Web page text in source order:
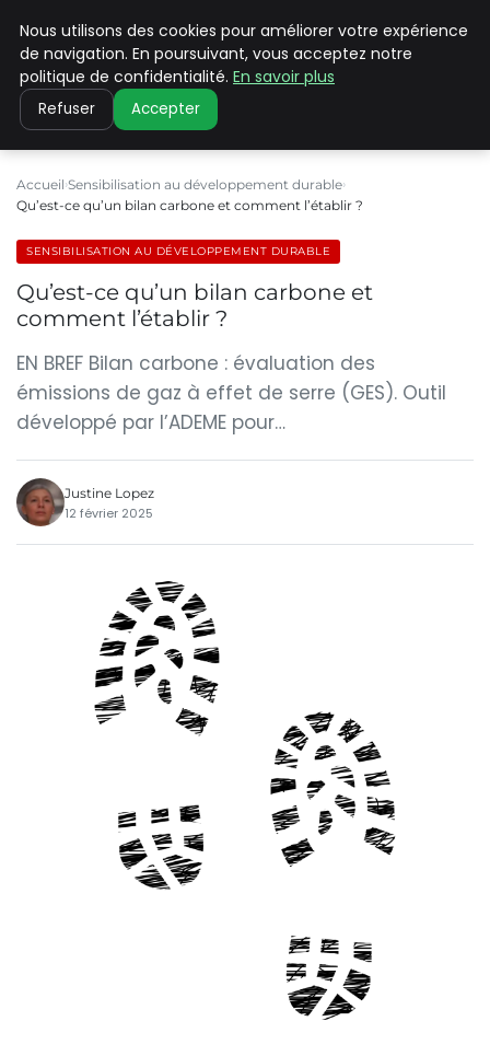
CLIMATE C ADVANCED
Accueil Sensibilisation au développement durable
Qu’est-ce qu’un bilan carbone et comment l’établir ?
SENSIBILISATION AU DÉVELOPPEMENT DURABLE
Qu’est-ce qu’un bilan carbone et
comment l’établir ?
EN BREF Bilan carbone : évaluation des
émissions de gaz à effet de serre (GES). Outil
développé par l’ADEME pour…
Justine Lopez
12 février 2025
Nous utilisons des cookies pour améliorer votre expérience
de navigation. En poursuivant, vous acceptez notre
politique de confidentialité. En savoir plus
Refuser Accepter